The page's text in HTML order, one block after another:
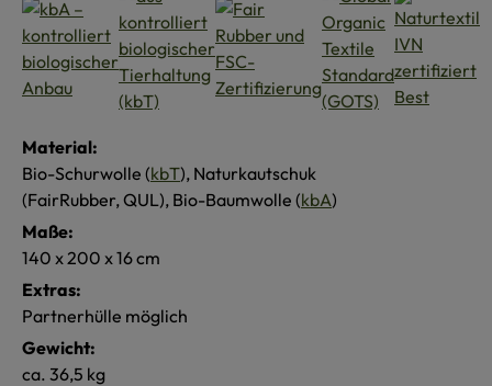
Material:
Bio-Schurwolle (kbT), Naturkautschuk
(FairRubber, QUL), Bio-Baumwolle (kbA)
Maße:
140 x 200 x 16 cm
Extras:
Partnerhülle möglich
Gewicht:
ca. 36,5 kg